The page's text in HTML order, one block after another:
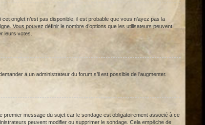
onglet n’est pas disponible, il est probable que vous n’ayez pas la
Vous pouvez définir le nombre d’options que les utilisateurs peuvent
leurs votes.
à un administrateur du forum s’il est possible de l’augmenter.
message du sujet car le sondage est obligatoirement associé à ce
peuvent modifier ou supprimer le sondage. Cela empêche de